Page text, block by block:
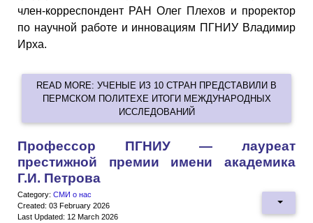
член-корреспондент РАН Олег Плехов и проректор
по научной работе и инновациям ПГНИУ Владимир
Ирха.
READ MORE: УЧЕНЫЕ ИЗ 10 СТРАН ПРЕДСТАВИЛИ В
ПЕРМСКОМ ПОЛИТЕХЕ ИТОГИ МЕЖДУНАРОДНЫХ
ИССЛЕДОВАНИЙ
Профессор ПГНИУ — лауреат
престижной премии имени академика
Г.И. Петрова
Category: СМИ о нас
Created: 03 February 2026
Last Updated: 12 March 2026